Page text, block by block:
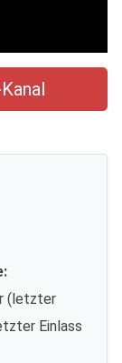
(letzter
Einlass